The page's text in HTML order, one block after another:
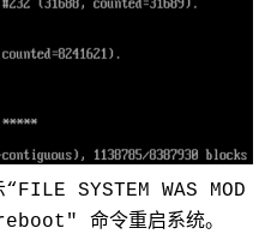
SYSTEM WAS MOD
命令重启系统。